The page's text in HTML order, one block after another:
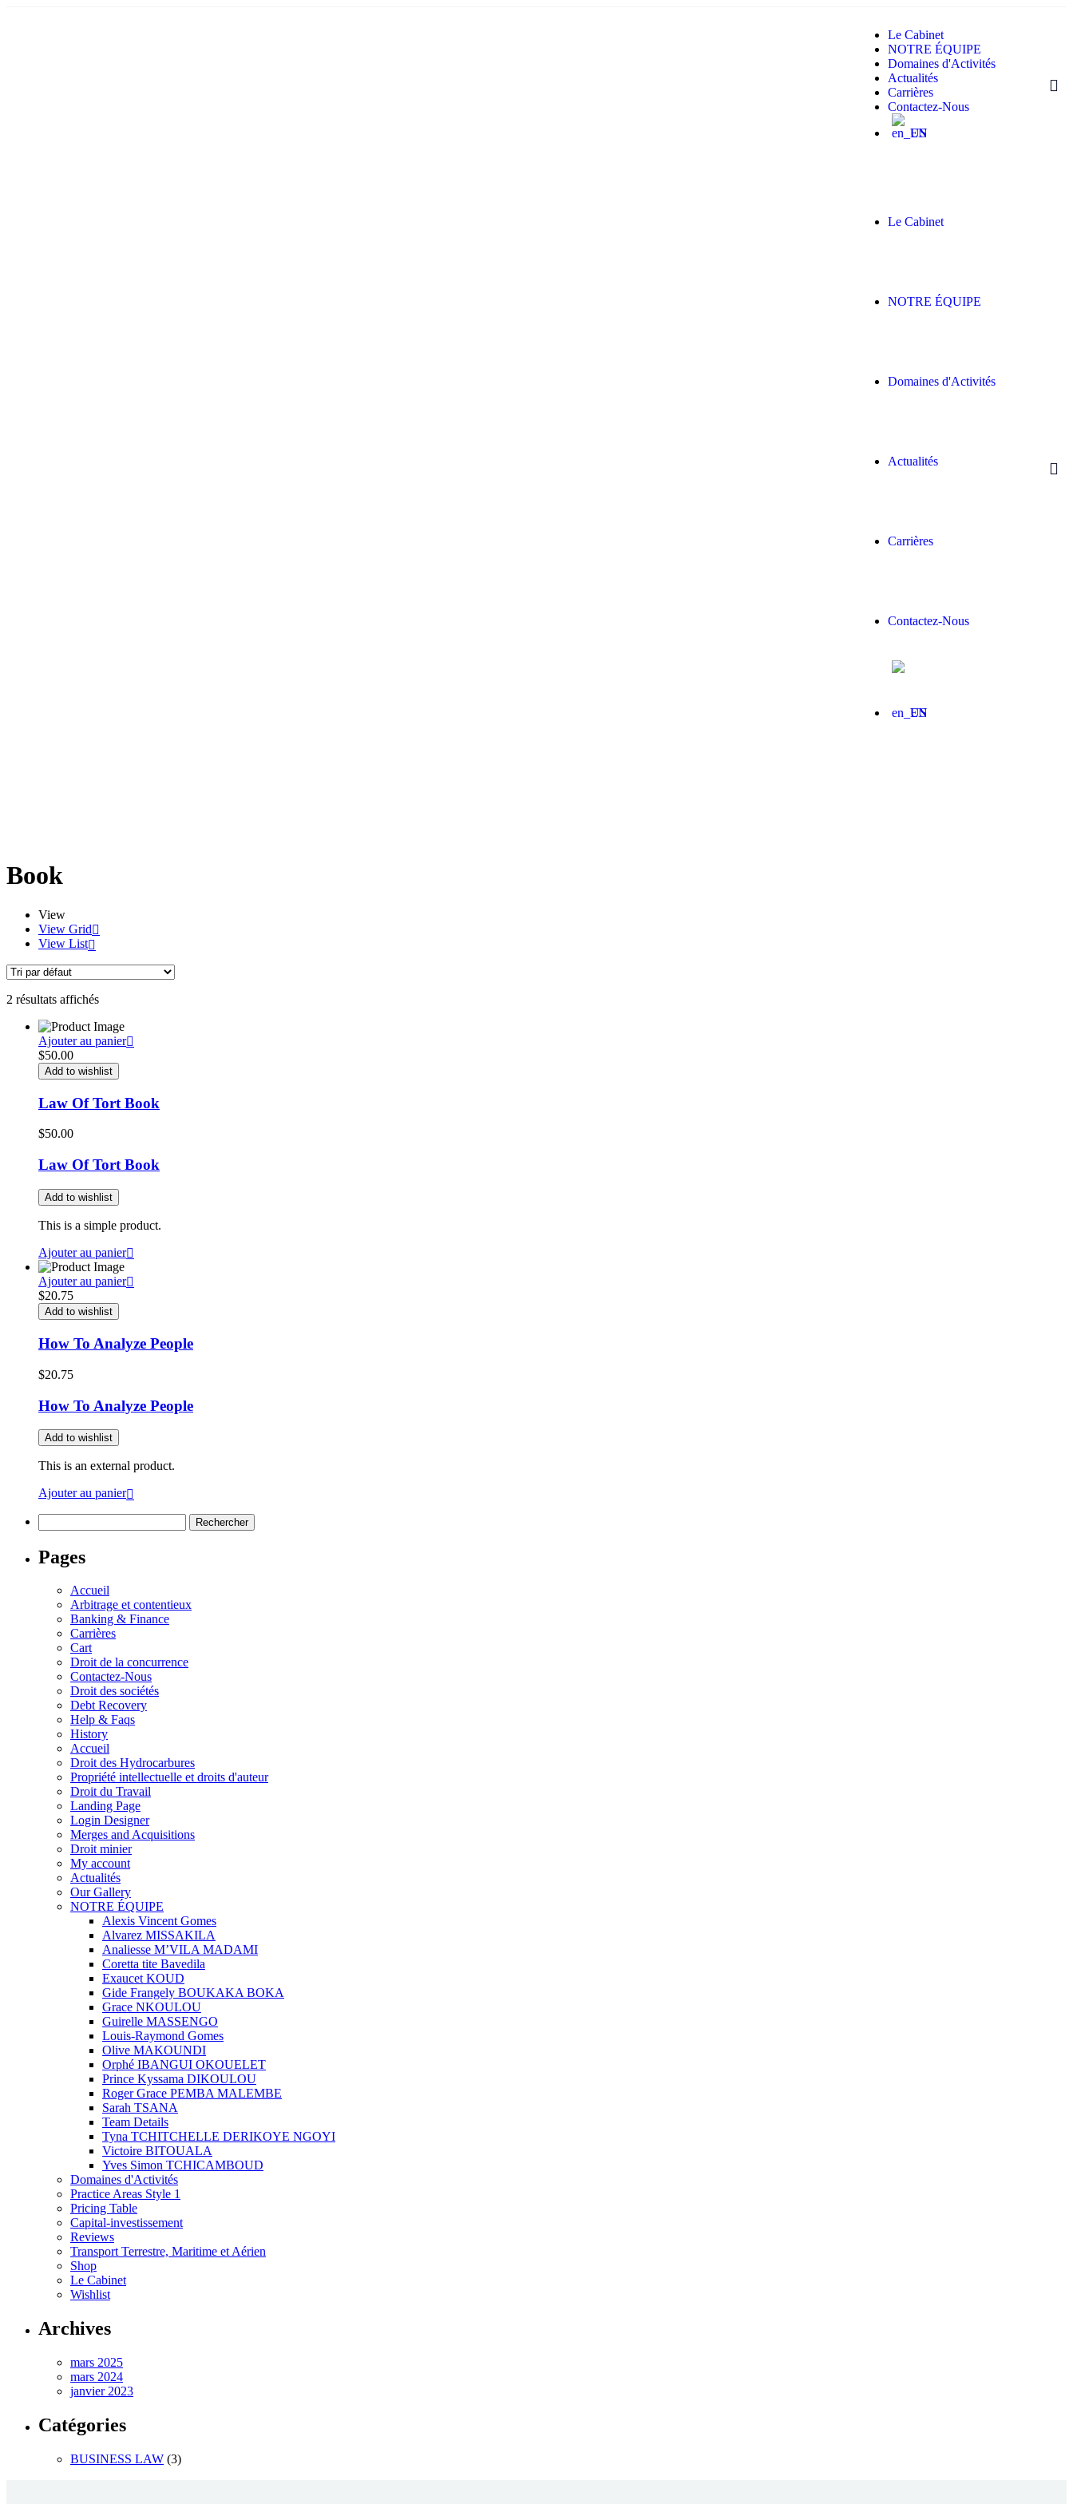
Le Cabinet
NOTRE ÉQUIPE
Domaines d'Activités
Actualités
Carrières
Contactez-Nous
EN
Le Cabinet
NOTRE ÉQUIPE
Domaines d'Activités
Actualités
Carrières
Contactez-Nous
EN
Book
View
View Grid
View List
2 résultats affichés
Ajouter au panier
$50.00
Add to wishlist
Law Of Tort Book
$50.00
Law Of Tort Book
Add to wishlist
This is a simple product.
Ajouter au panier
Ajouter au panier
$20.75
Add to wishlist
How To Analyze People
$20.75
How To Analyze People
Add to wishlist
This is an external product.
Ajouter au panier
Pages
Accueil
Arbitrage et contentieux
Banking & Finance
Carrières
Cart
Droit de la concurrence
Contactez-Nous
Droit des sociétés
Debt Recovery
Help & Faqs
History
Accueil
Droit des Hydrocarbures
Propriété intellectuelle et droits d'auteur
Droit du Travail
Landing Page
Login Designer
Merges and Acquisitions
Droit minier
My account
Actualités
Our Gallery
NOTRE ÉQUIPE
Alexis Vincent Gomes
Alvarez MISSAKILA
Analiesse M’VILA MADAMI
Coretta tite Bavedila
Exaucet KOUD
Gide Frangely BOUKAKA BOKA
Grace NKOULOU
Guirelle MASSENGO
Louis-Raymond Gomes
Olive MAKOUNDI
Orphé IBANGUI OKOUELET
Prince Kyssama DIKOULOU
Roger Grace PEMBA MALEMBE
Sarah TSANA
Team Details
Tyna TCHITCHELLE DERIKOYE NGOYI
Victoire BITOUALA
Yves Simon TCHICAMBOUD
Domaines d'Activités
Practice Areas Style 1
Pricing Table
Capital-investissement
Reviews
Transport Terrestre, Maritime et Aérien
Shop
Le Cabinet
Wishlist
Archives
mars 2025
mars 2024
janvier 2023
Catégories
BUSINESS LAW (3)